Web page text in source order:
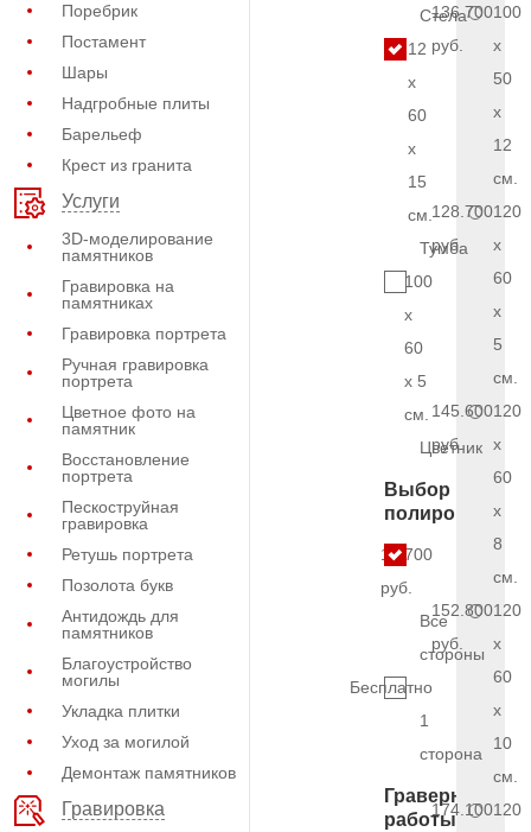
Поребрик
Постамент
Шары
Надгробные плиты
Барельеф
Крест из гранита
Услуги
3D-моделирование
памятников
Гравировка на
памятниках
Гравировка портрета
Ручная гравировка
портрета
Цветное фото на
памятник
Восстановление
портрета
Пескоструйная
гравировка
Ретушь портрета
Позолота букв
Антидождь для
памятников
Благоустройство
могилы
Укладка плитки
Уход за могилой
Демонтаж памятников
Гравировка
Стела
12
x
60
x
15
см.
Тумба
100
x
60
x 5
см.
Цветник
Выбор
полировки
15.700
руб.
Все
стороны
Бесплатно
1
сторона
Граверные
работы
136.700
руб.
100
x
50
x
12
см.
128.700
руб.
120
x
60
x
5
см.
145.600
руб.
120
x
60
x
8
см.
152.800
руб.
120
x
60
x
10
см.
174.100120